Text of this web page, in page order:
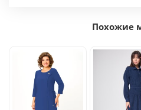
Похожие